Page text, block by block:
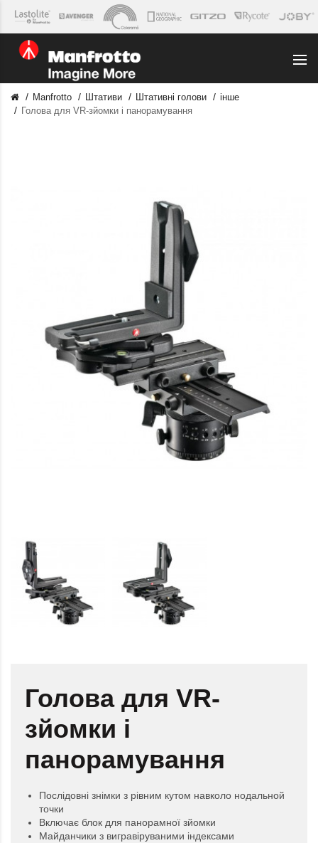
Manfrotto Штативи Штативні голови
інше
Голова для VR-зйомки і панорамування
Голова для VR-
зйомки і
панорамування
Послідовні знімки з рівним кутом навколо нодальной
точки
Включає блок для панорамної зйомки
Майданчики з вигравіруваними індексами